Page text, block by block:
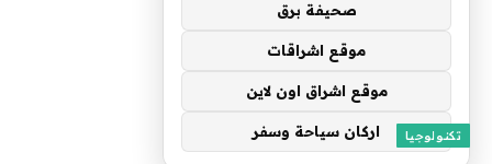
تكنولوجيا
صحيفة برق
موقع اشراقات
موقع اشراق اون لاين
اركان سياحة وسفر